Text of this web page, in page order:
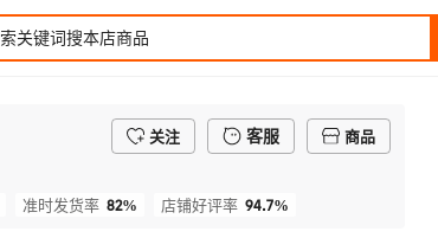
关注 客服
商品
准时发货率 82% 店铺好评率 94.7%